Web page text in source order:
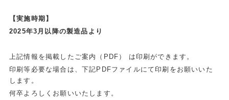
【実施時期】
2025年3月以降の製造品より
上記情報を掲載したご案内（PDF） は印刷ができます。
印刷等必要な場合は、下記PDFファイルにて印刷をお願いいた
します。
何卒よろしくお願いいたします。